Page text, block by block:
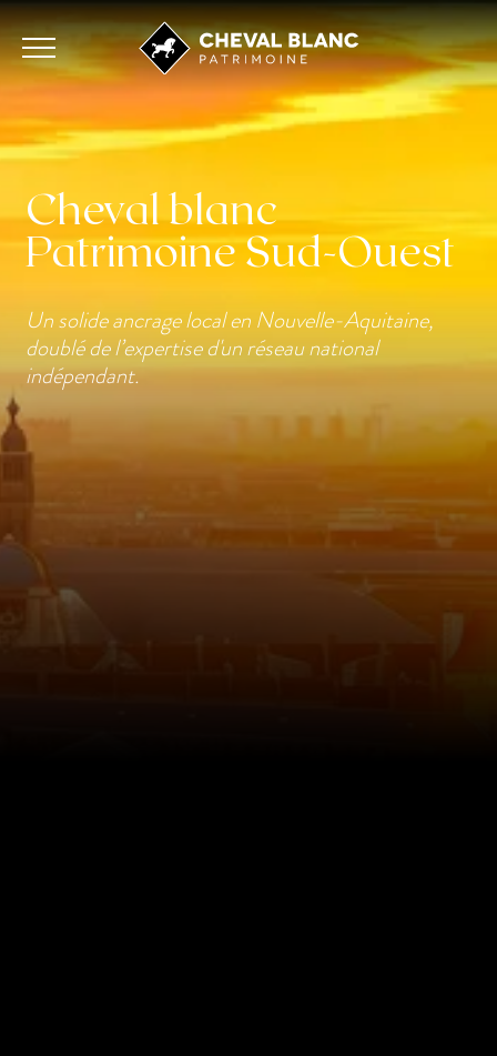
Cheval blanc
Patrimoine Sud-Ouest
Un solide ancrage local en Nouvelle-Aquitaine,
doublé de l’expertise d'un réseau national
indépendant.